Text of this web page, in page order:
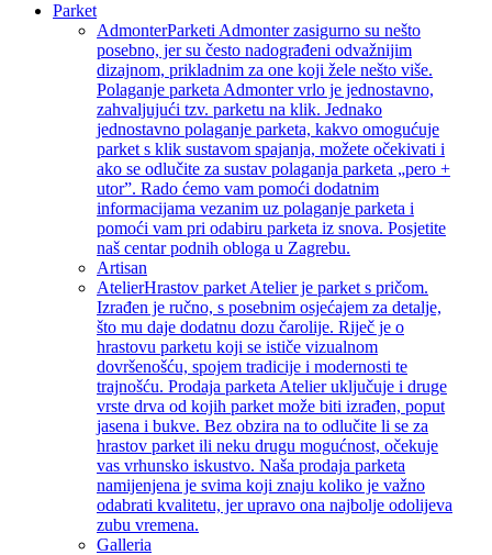
Parket
AdmonterParketi Admonter zasigurno su nešto
posebno, jer su često nadograđeni odvažnijim
dizajnom, prikladnim za one koji žele nešto više.
Polaganje parketa Admonter vrlo je jednostavno,
zahvaljujući tzv. parketu na klik. Jednako
jednostavno polaganje parketa, kakvo omogućuje
parket s klik sustavom spajanja, možete očekivati i
ako se odlučite za sustav polaganja parketa „pero +
utor”. Rado ćemo vam pomoći dodatnim
informacijama vezanim uz polaganje parketa i
pomoći vam pri odabiru parketa iz snova. Posjetite
naš centar podnih obloga u Zagrebu.
Artisan
AtelierHrastov parket Atelier je parket s pričom.
Izrađen je ručno, s posebnim osjećajem za detalje,
što mu daje dodatnu dozu čarolije. Riječ je o
hrastovu parketu koji se ističe vizualnom
dovršenošću, spojem tradicije i modernosti te
trajnošću. Prodaja parketa Atelier uključuje i druge
vrste drva od kojih parket može biti izrađen, poput
jasena i bukve. Bez obzira na to odlučite li se za
hrastov parket ili neku drugu mogućnost, očekuje
vas vrhunsko iskustvo. Naša prodaja parketa
namijenjena je svima koji znaju koliko je važno
odabrati kvalitetu, jer upravo ona najbolje odolijeva
zubu vremena.
Galleria